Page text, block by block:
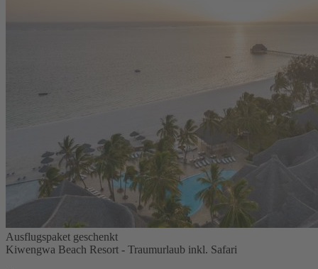
Ausflugspaket geschenkt
Kiwengwa Beach Resort - Traumurlaub inkl. Safari